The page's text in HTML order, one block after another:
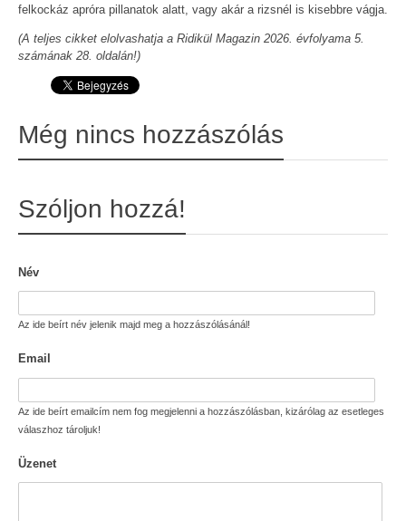
felkockáz apróra pillanatok alatt, vagy akár a rizsnél is kisebbre vágja.
(A teljes cikket elolvashatja a Ridikül Magazin 2026. évfolyama 5.
számának 28. oldalán!)
Még nincs hozzászólás
Szóljon hozzá!
Név
Az ide beírt név jelenik majd meg a hozzászólásánál!
Email
Az ide beírt emailcím nem fog megjelenni a hozzászólásban, kizárólag az esetleges
válaszhoz tároljuk!
Üzenet